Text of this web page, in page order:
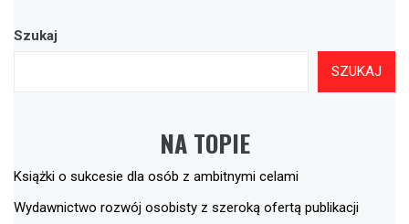
Szukaj
SZUKAJ
NA TOPIE
Książki o sukcesie dla osób z ambitnymi celami
Wydawnictwo rozwój osobisty z szeroką ofertą publikacji